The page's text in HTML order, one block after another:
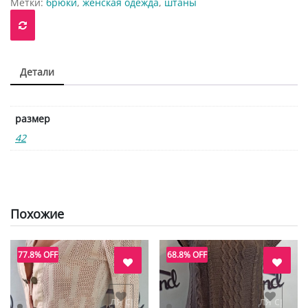
Детали
размер
42
Похожие
77.8% OFF
в "нравится" для сравнения
68.8% OFF
добавить в "нравится" для